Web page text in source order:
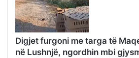
Digjet furgoni me targa të
në Lushnjë, ngordhin mbi